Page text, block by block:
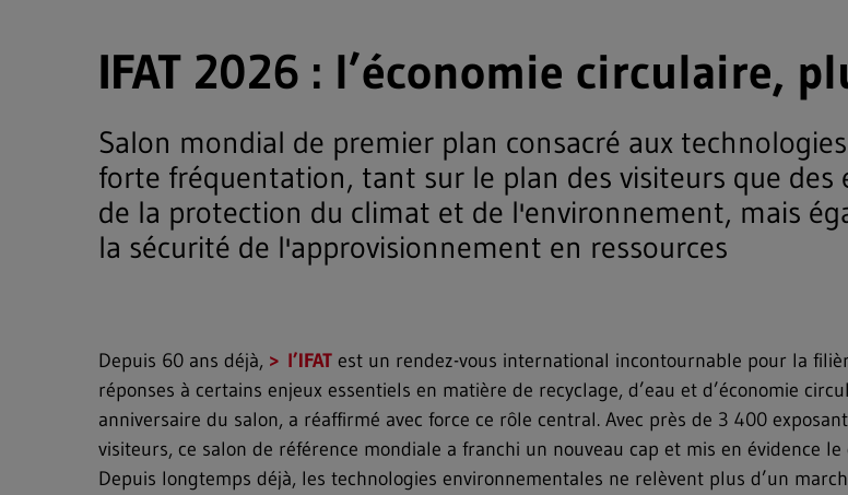
IFAT 2026 : l’économie circulaire,
Salon mondial de premier plan consacré aux
forte fréquentation, tant sur le plan des visiteurs que des
de la protection du climat et de l'environnement, mais
la sécurité de l'approvisionnement en ressources
Depuis 60 ans déjà, l’IFAT est un rendez-vous international incontournable pour la
réponses à certains enjeux essentiels en matière de recyclage, d’eau et d’économie
anniversaire du salon, a réaffirmé avec force ce rôle central. Avec près de 3 400
visiteurs, ce salon de référence mondiale a franchi un nouveau cap et mis en évidence
Depuis longtemps déjà, les technologies environnementales ne relèvent plus d’un